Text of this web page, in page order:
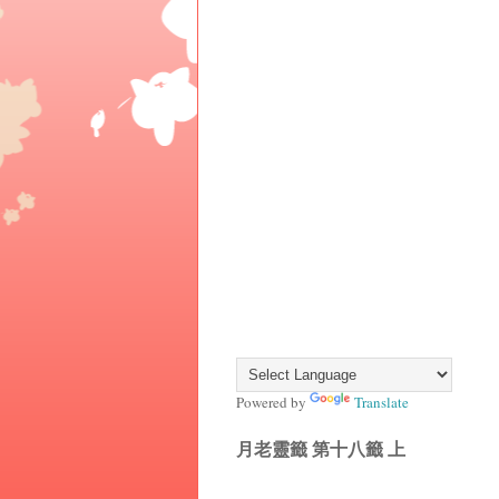
Powered by Translate
月老靈籤 第十八籤 上